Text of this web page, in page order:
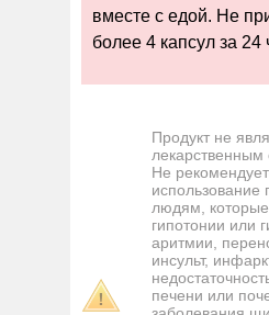
вместе с едой. Не
более 4 капсул за 24
Продукт не
лекарственным
Не
использование
людям,
гипотонии или
аритмии,
инсульт,
печени или